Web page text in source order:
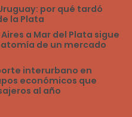
por qué tardó
la Plata
a Mar del Plata sigue
de un mercado
interurbano en
económicos que
al año